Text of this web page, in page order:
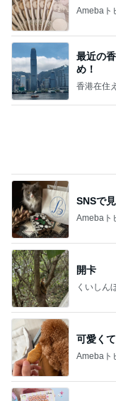
Amebaト
最近の
め！
香港在住
開卡
くいしん
可愛く
Amebaト
ディズニ